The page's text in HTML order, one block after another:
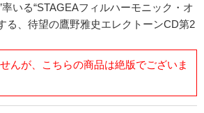
いる“STAGEAフィルハーモニック・オ
る、待望の鷹野雅史エレクトーンCD第2
んが、こちらの商品は絶版でございま